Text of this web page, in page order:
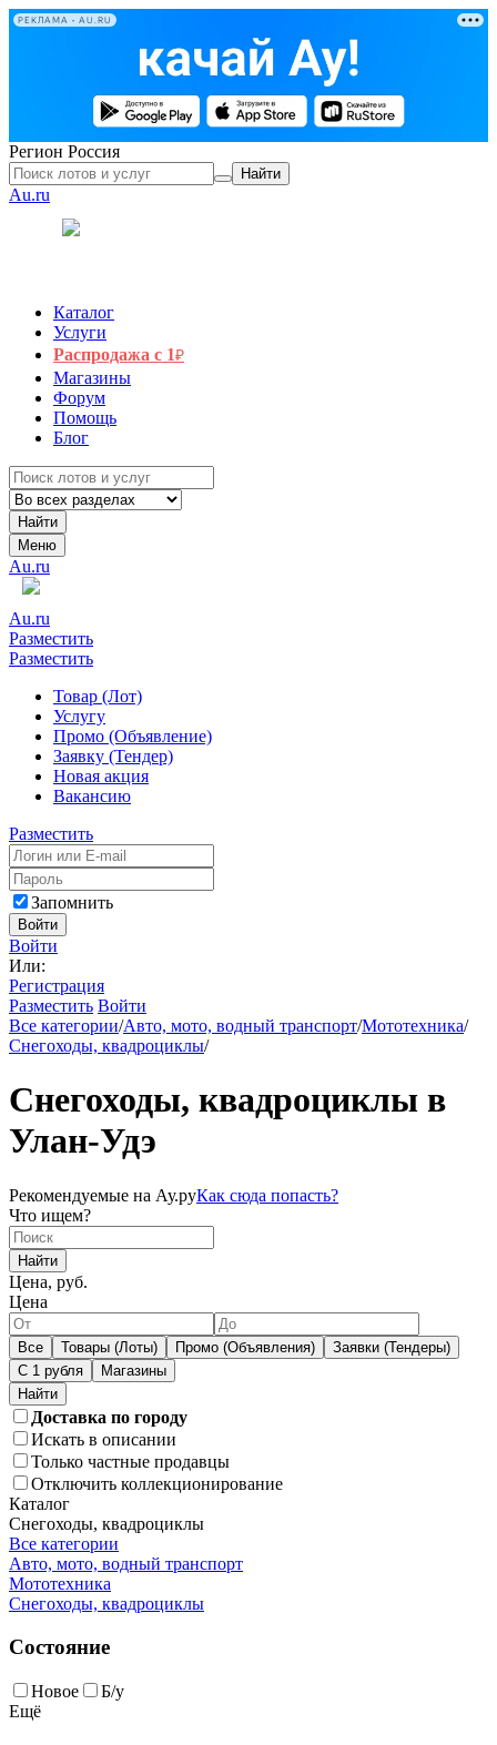
РЕКЛАМА • AU.RU
Регион Россия
Найти
Au.ru
Каталог
Услуги
Распродажа с 1₽
Магазины
Форум
Помощь
Блог
Найти
Меню
Au.ru
Au.ru
Разместить
Разместить
Товар (Лот)
Услугу
Промо (Объявление)
Заявку (Тендер)
Новая акция
Вакансию
Разместить
Запомнить
Войти
Войти
Или:
Регистрация
Разместить Войти
Все категории/Авто, мото, водный транспорт/Мототехника/
Снегоходы, квадроциклы/
Снегоходы, квадроциклы в
Улан-Удэ
Рекомендуемые на Ау.руКак сюда попасть?
Что ищем?
Найти
Цена, руб.
Цена
Все Товары (Лоты) Промо (Объявления)
Заявки (Тендеры)
С 1 рубля
Магазины
Доставка по городу
Искать в описании
Только частные продавцы
Отключить коллекционирование
Каталог
Снегоходы, квадроциклы
Все категории
Авто, мото, водный транспорт
Мототехника
Снегоходы, квадроциклы
Состояние
Новое
Б/у
Ещё